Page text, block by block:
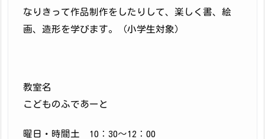
なりきって作品制作をしたりして、楽しく書、絵
画、造形を学びます。（小学生対象）
教室名
こどものふであーと
曜日・時間土 10：30〜12：00